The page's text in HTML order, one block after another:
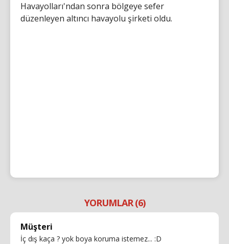
Havayolları'ndan sonra bölgeye sefer
düzenleyen altıncı havayolu şirketi oldu.
YORUMLAR (6)
Müşteri
İç dış kaça ? yok boya koruma istemez... :D